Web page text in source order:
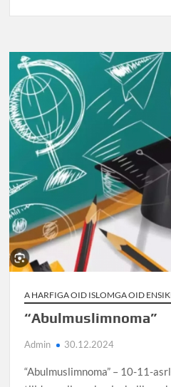
A HARFIGA OID ISLOMGA OID
“Abulmuslimnoma”
Admin 30.12.2024
“Abulmuslimnoma” – 10-11-